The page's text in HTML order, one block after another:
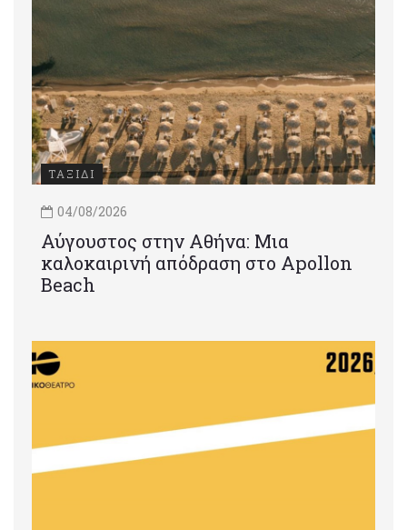
ΤΑΞΙΔΙ
04/08/2026
Αύγουστος στην Αθήνα: Μια
καλοκαιρινή απόδραση στο Apollon
Beach